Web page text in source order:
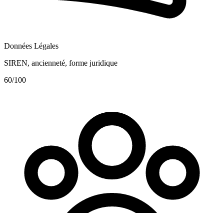
Données Légales
SIREN, ancienneté, forme juridique
60/100